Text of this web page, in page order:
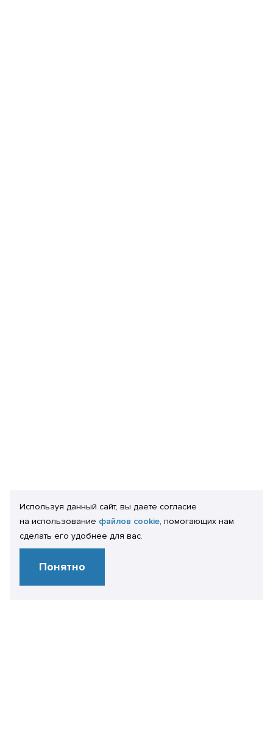
Используя данный сайт, вы даете согласие
на использование файлов cookie, помогающих нам
сделать его удобнее для вас.
Понятно